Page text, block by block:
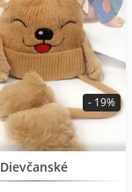
BESTSELLER
Dievčanské
- 19%